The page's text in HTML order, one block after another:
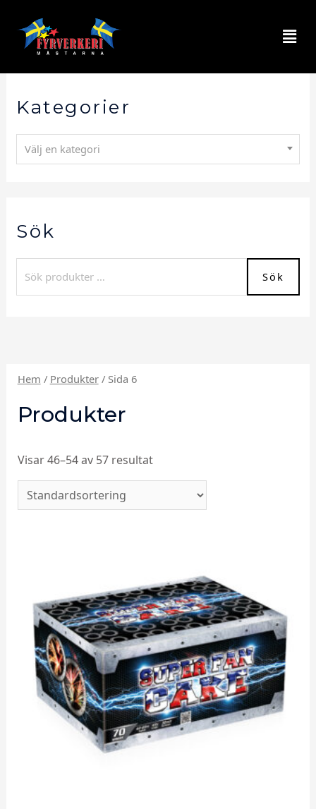
Kategorier
Välj en kategori
Sök
Sök
Hem / Produkter/ Sida 6
Produkter
Visar 46–54 av 57 resultat